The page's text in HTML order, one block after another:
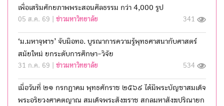
เพื่อเสริมศักยภาพพระสอนศีลธรรม กว่า 4,000 รูป
05 ส.ค. 69 | ข่าวมหาวิทยาลัย 341
‘ม.มหาจุฬาฯ’ จับมือทอ. บูรณาการความรู้พุทธศาสนากับศาสตร์
สมัยใหม่ ยกระดับการศึกษา-วิจัย
31 ก.ค. 69 | ข่าวมหาวิทยาลัย 534
เมื่อวันที่ ๒๑ กรกฎาคม พุทธศักราช ๒๕๖๙ ได้มีพระบัญชาสมเด็จ
พระอริยวงศาคตญาณ สมเด็จพระสังฆราช สกลมหาสังฆปริณายก